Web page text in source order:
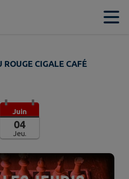
ROUGE CIGALE CAFÉ
Juin
04
Jeu.